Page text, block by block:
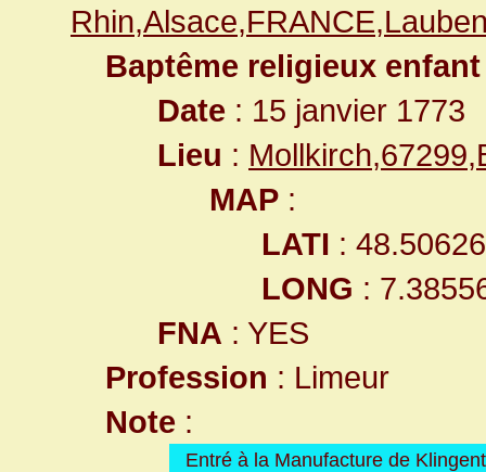
Baptême religieux enfant
Date : 15 janvier 1773
Lieu :
MAP :
LATI :
LONG :
FNA : YES
Profession : Limeur
Note :
Entré à la Manufacture de